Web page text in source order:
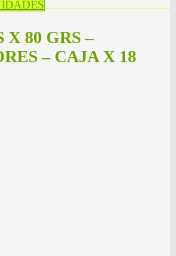
X 80 GRS –
– CAJA X 18